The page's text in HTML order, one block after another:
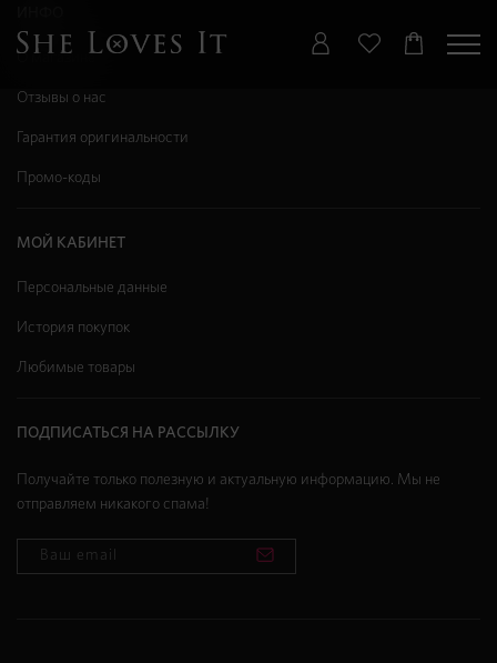
О магазине
Отзывы о нас
Гарантия оригинальности
Промо-коды
МОЙ КАБИНЕТ
Персональные данные
История покупок
Любимые товары
ПОДПИСАТЬСЯ НА РАССЫЛКУ
Получайте только полезную и актуальную информацию. Мы не
отправляем никакого спама!